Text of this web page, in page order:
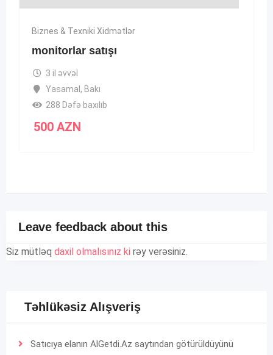
Biznes & Texniki Xidmətlər
monitorlar satışı
3 il əvvəl
Yasamal , Bakı
288 Dəfə baxılıb
500 AZN
Leave feedback about this
Siz mütləq daxil olmalısınız ki rəy verəsiniz.
Təhlükəsiz Alışveriş
Satıcıya elanın AlGetdi.Az saytından götürüldüyünü